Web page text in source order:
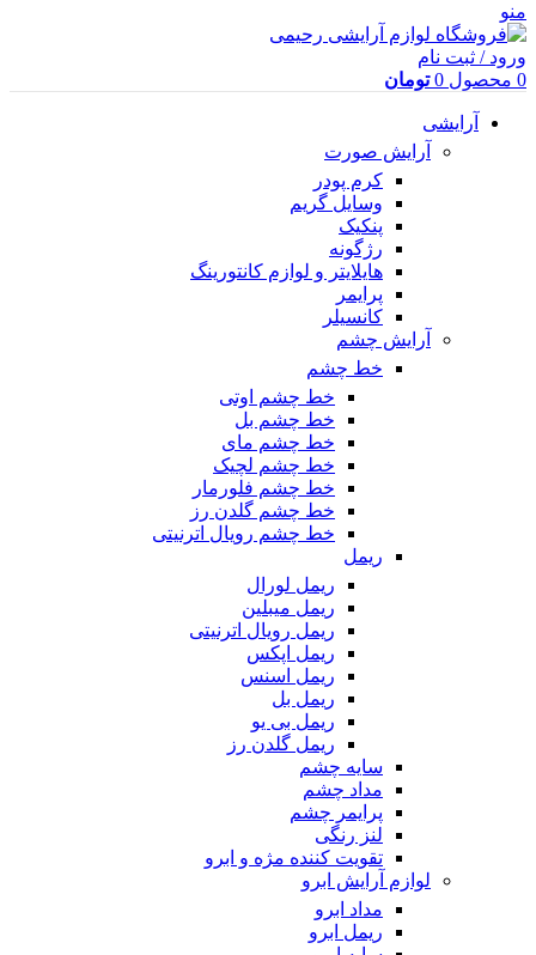
منو
ورود / ثبت نام
0 محصول 0 تومان
آرایشی
آرایش صورت
کرم پودر
وسایل گریم
پنکیک
رژگونه
هایلایتر و لوازم کانتورینگ
پرایمر
کانسیلر
آرایش چشم
خط چشم
خط چشم اوتی
خط چشم بل
خط چشم مای
خط چشم لچیک
خط چشم فلورمار
خط چشم گلدن رز
خط چشم رویال اترنیتی
ریمل
ریمل لورال
ریمل میبلین
ریمل رویال اترنیتی
ریمل اپکس
ریمل اسنس
ریمل بل
ریمل بی یو
ریمل گلدن رز
سایه چشم
مداد چشم
پرایمر چشم
لنز رنگی
تقویت کننده مژه و ابرو
لوازم آرایش ابرو
مداد ابرو
ریمل ابرو